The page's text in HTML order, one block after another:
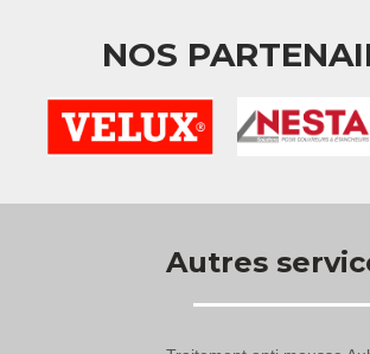
NOS
Autres